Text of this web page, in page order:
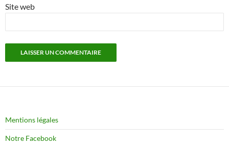
Site web
Mentions légales
Notre Facebook